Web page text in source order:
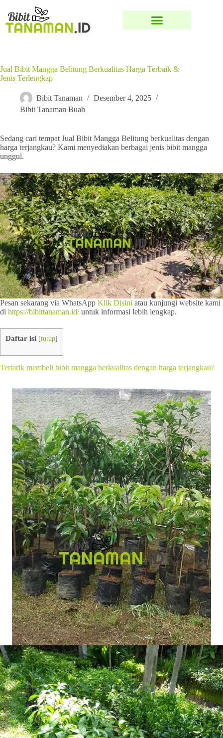
Jual Bibit Mangga Belitung Berkualitas Harga Terbaik &
Jenis Terlengkap
Bibit Tanaman
Desember 4, 2025
Bibit Tanaman Buah
Sedang cari tempat Jual Bibit Mangga Belitung berkualitas dengan
harga terjangkau? Kami menyediakan berbagai jenis bibit mangga
unggul.
Pesan sekarang via WhatsApp Klik Disini atau kunjungi website kami
di https://bibittanaman.id/untuk informasi lebih lengkap.
Daftar isi [tutup]
Tertarik membeli bibit mangga berkualitas dengan harga terjangkau?